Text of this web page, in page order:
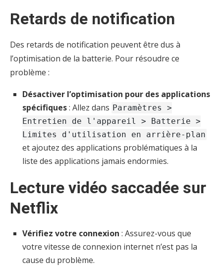
Retards de notification
Des retards de notification peuvent être dus à
l’optimisation de la batterie. Pour résoudre ce
problème :
Désactiver l’optimisation pour des applications
spécifiques: Allez dans Paramètres >
Entretien de l'appareil > Batterie >
Limites d'utilisation en arrière-plan
et ajoutez des applications problématiques à la
liste des applications jamais endormies.
Lecture vidéo saccadée sur
Netflix
Vérifiez votre connexion : Assurez-vous que
votre vitesse de connexion internet n’est pas la
cause du problème.